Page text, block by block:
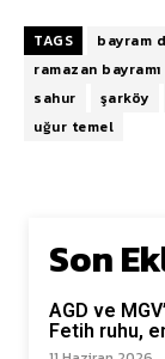
TAGS bayram
ramazan bayramı
sahur
şarköy
uğur temel
Son
AGD ve
Fetih ruhu,